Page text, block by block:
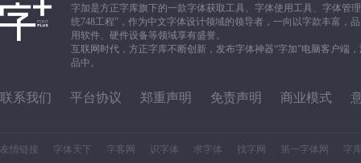
字加是方正字库旗下的一款字体获取工具、字体使用工具、字体管
统748工程”，作为中文字体设计领域的领导者，一向以字款丰富，
用软件、硬件设备等领域享有盛誉。
互联网时代，方正字库不断创新，发布字体神器“字加”电脑客户端
品中。
联系我们 平台协议 郑重声明 免责声明 商业模式
友情链接 字体天下 字客网 识字体 求字体 找字网 第一字体网 字